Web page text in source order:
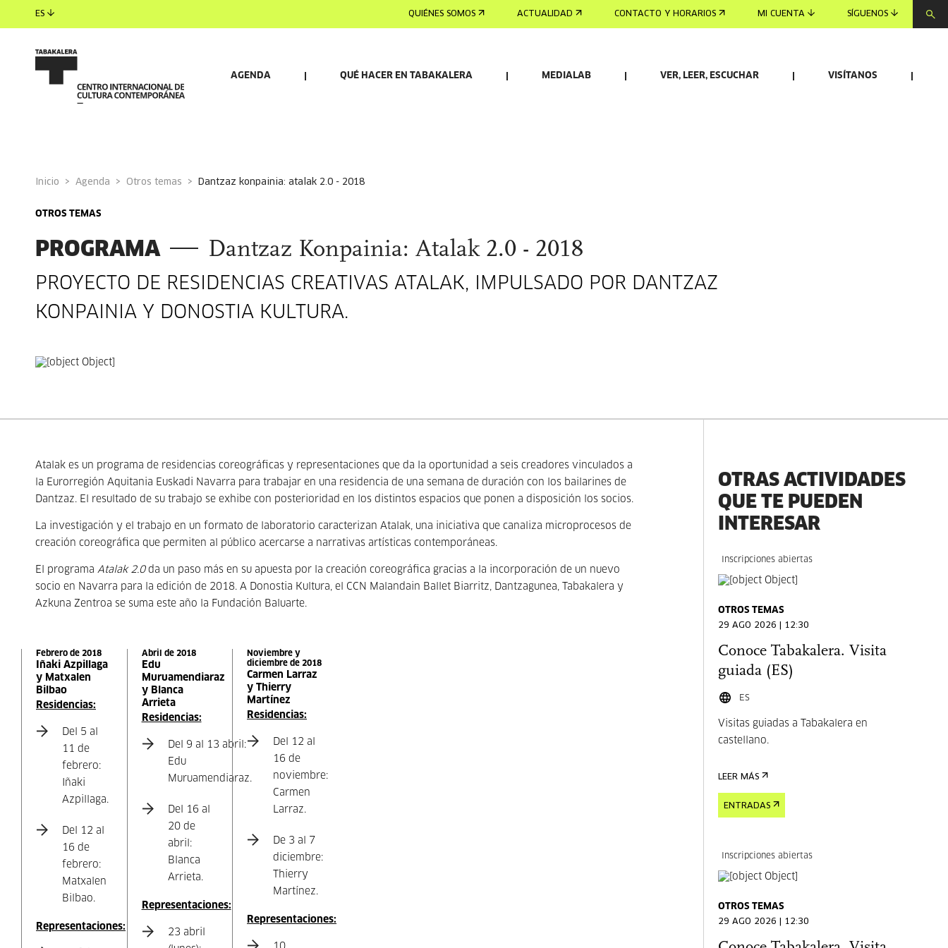
ES QUIÉNES SOMOS ACTUALIDAD CONTACTO Y HORARIOS MI CUENTA SÍGUENOS
AGENDA QUÉ HACER EN TABAKALERA MEDIALAB VER, LEER, ESCUCHAR VISÍTANOS
Inicio Agenda Otros temas dantzaz konpainia: atalak 2.0 - 2018
OTROS TEMAS
PROGRAMA Dantzaz Konpainia: Atalak 2.0 - 2018
PROYECTO DE RESIDENCIAS CREATIVAS ATALAK, IMPULSADO POR DANTZAZ
KONPAINIA Y DONOSTIA KULTURA.
Atalak es un programa de residencias coreográficas y representaciones que da la oportunidad a seis creadores vinculados a
la Eurorregión Aquitania Euskadi Navarra para trabajar en una residencia de una semana de duración con los bailarines de
Dantzaz. El resultado de su trabajo se exhibe con posterioridad en los distintos espacios que ponen a disposición los socios.
La investigación y el trabajo en un formato de laboratorio caracterizan Atalak, una iniciativa que canaliza microprocesos de
creación coreográfica que permiten al público acercarse a narrativas artísticas contemporáneas.
El programa Atalak 2.0da un paso más en su apuesta por la creación coreográfica gracias a la incorporación de un nuevo
socio en Navarra para la edición de 2018. A Donostia Kultura, el CCN Malandain Ballet Biarritz, Dantzagunea, Tabakalera y
Azkuna Zentroa se suma este año la Fundación Baluarte.
Febrero de 2018
Iñaki Azpillaga
y Matxalen
Bilbao
Residencias:
Del 5 al
11 de
febrero:
Iñaki
Azpillaga.
Del 12 al
16 de
febrero:
Matxalen
Bilbao.
Representaciones:
Abril de 2018
Edu
Muruamendiaraz
y Blanca
Arrieta
Residencias:
Del 9 al 13 abril:
Edu
Muruamendiaraz.
Del 16 al
20 de
abril:
Blanca
Arrieta.
Representaciones:
23 abril
Noviembre y
diciembre de 2018
Carmen Larraz
y Thierry
Martínez
Residencias:
Del 12 al
16 de
noviembre:
Carmen
Larraz.
De 3 al 7
diciembre:
Thierry
Martínez.
Representaciones:
OTRAS ACTIVIDADES
QUE TE PUEDEN
INTERESAR
Inscripciones abiertas
OTROS TEMAS
29 AGO 2026 | 12:30
Conoce Tabakalera. Visita
guiada (ES)
ES
Visitas guiadas a Tabakalera en
castellano.
LEER MÁS
ENTRADAS
Inscripciones abiertas
OTROS TEMAS
29 AGO 2026 | 12:30